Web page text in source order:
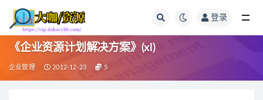
登录
《企业资源计划解决方案》(xl)
企业管理 2012-12-23 5
全部